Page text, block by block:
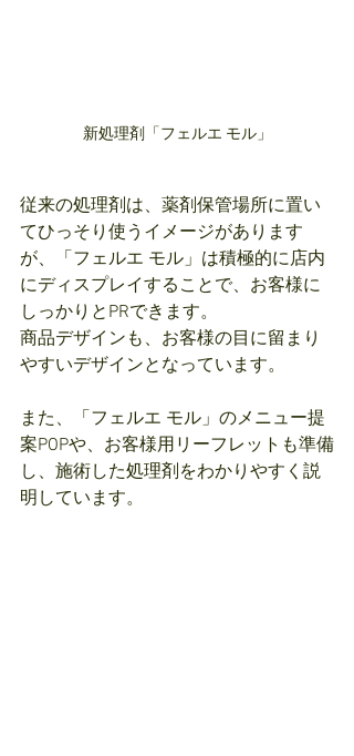
新処理剤「フェルエ モル」
従来の処理剤は、薬剤保管場所に置い
てひっそり使うイメージがあります
が、「フェルエ モル」は積極的に店内
にディスプレイすることで、お客様に
しっかりとPRできます。
商品デザインも、お客様の目に留まり
やすいデザインとなっています。
また、「フェルエ モル」のメニュー提
案POPや、お客様用リーフレットも準備
し、施術した処理剤をわかりやすく説
明しています。